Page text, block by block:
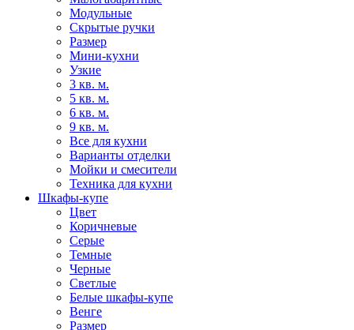
Модульные
Скрытые ручки
Размер
Мини-кухни
Узкие
3 кв. м.
5 кв. м.
6 кв. м.
9 кв. м.
Все для кухни
Варианты отделки
Мойки и смесители
Техника для кухни
Шкафы-купе
Цвет
Коричневые
Серые
Темные
Черные
Светлые
Белые шкафы-купе
Венге
Размер